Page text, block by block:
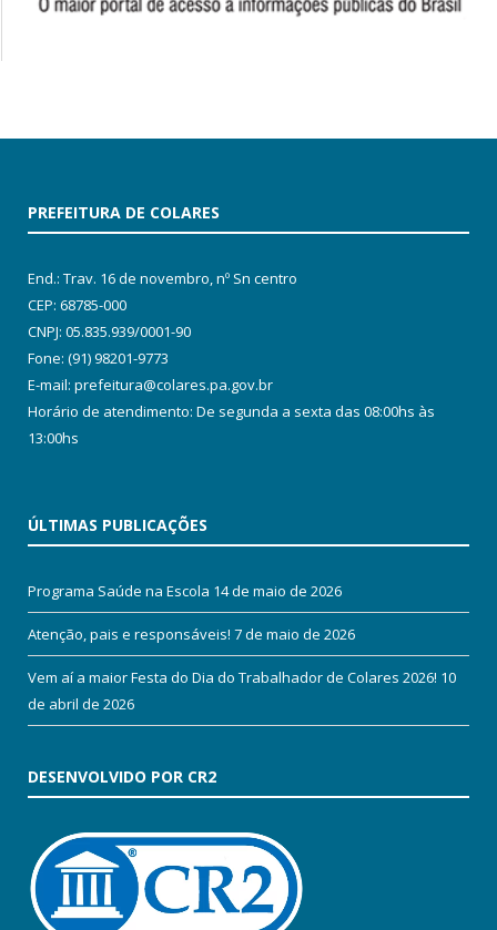
PREFEITURA DE COLARES
End.: Trav. 16 de novembro, nº Sn centro
CEP: 68785-000
CNPJ: 05.835.939/0001-90
Fone: (91) 98201-9773
E-mail: prefeitura@colares.pa.gov.br
Horário de atendimento: De segunda a sexta das 08:00hs às
13:00hs
ÚLTIMAS PUBLICAÇÕES
Programa Saúde na Escola 14 de maio de 2026
Atenção, pais e responsáveis! 7 de maio de 2026
Vem aí a maior Festa do Dia do Trabalhador de Colares 2026! 10
de abril de 2026
DESENVOLVIDO POR CR2